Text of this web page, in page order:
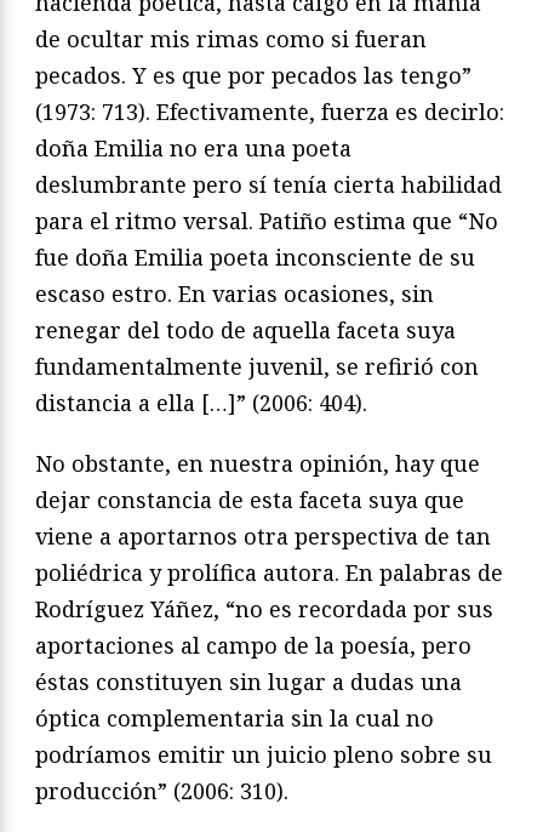
de ocultar mis rimas como si fueran
pecados. Y es que por pecados las tengo”
(1973: 713). Efectivamente, fuerza es decirlo:
doña Emilia no era una poeta
deslumbrante pero sí tenía cierta habilidad
para el ritmo versal. Patiño estima que “No
fue doña Emilia poeta inconsciente de su
escaso estro. En varias ocasiones, sin
renegar del todo de aquella faceta suya
fundamentalmente juvenil, se refirió con
distancia a ella […]” (2006: 404).
No obstante, en nuestra opinión, hay que
dejar constancia de esta faceta suya que
viene a aportarnos otra perspectiva de tan
poliédrica y prolífica autora. En palabras de
Rodríguez Yáñez, “no es recordada por sus
aportaciones al campo de la poesía, pero
éstas constituyen sin lugar a dudas una
óptica complementaria sin la cual no
podríamos emitir un juicio pleno sobre su
producción” (2006: 310).